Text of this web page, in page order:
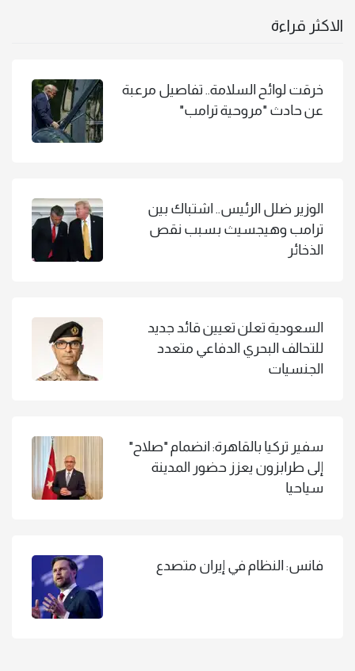
الاكثر قراءة
خرقت لوائح السلامة.. تفاصيل مرعبة
عن حادث "مروحية ترامب"
الوزير ضلل الرئيس.. اشتباك بين
ترامب وهيجسيث بسبب نقص
الذخائر
السعودية تعلن تعيين قائد جديد
للتحالف البحري الدفاعي متعدد
الجنسيات
سفير تركيا بالقاهرة: انضمام "صلاح"
إلى طرابزون يعزز حضور المدينة
سياحيا
فانس: النظام في إيران متصدع